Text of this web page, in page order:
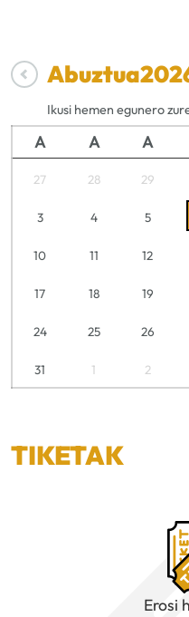
Abuztua
Ikusi hemen egunero
A A A
27 28 29
3 4 5
10 11 12
17 18 19
24 25 26
31 1 2
TIKETAK
Erosi